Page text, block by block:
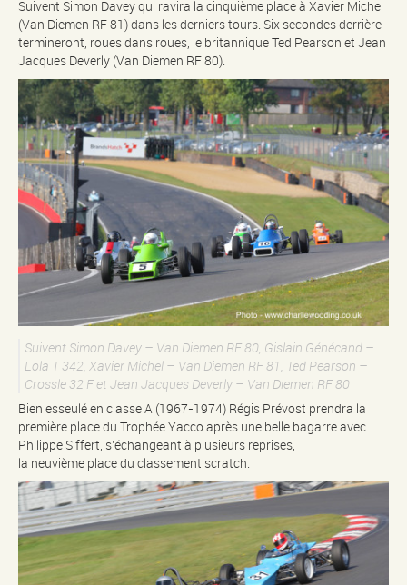
Suivent Simon Davey qui ravira la cinquième place à Xavier Michel
(Van Diemen RF 81) dans les derniers tours. Six secondes derrière
termineront, roues dans roues, le britannique Ted Pearson et Jean
Jacques Deverly (Van Diemen RF 80).
Suivent Simon Davey – Van Diemen RF 80, Gislain Génécand –
Lola T 342, Xavier Michel – Van Diemen RF 81, Ted Pearson –
Crossle 32 F et Jean Jacques Deverly – Van Diemen RF 80
Bien esseulé en classe A (1967-1974) Régis Prévost prendra la
première place du Trophée Yacco après une belle bagarre avec
Philippe Siffert, s’échangeant à plusieurs reprises,
la neuvième place du classement scratch.